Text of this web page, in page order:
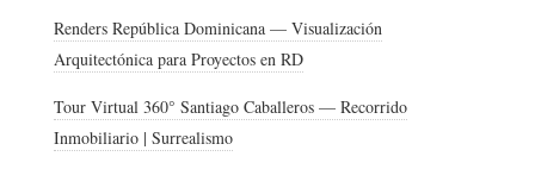
Renders República Dominicana — Visualización
Arquitectónica para Proyectos en RD
Tour Virtual 360° Santiago Caballeros — Recorrido
Inmobiliario | Surrealismo